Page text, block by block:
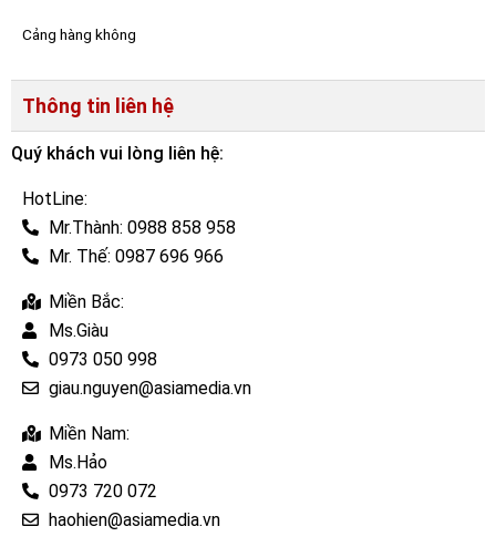
Cảng hàng không
Thông tin liên hệ
Quý khách vui lòng liên hệ:
HotLine:
Mr.Thành: 0988 858 958
Mr. Thế: 0987 696 966
Miền Bắc:
Ms.Giàu
0973 050 998
giau.nguyen@asiamedia.vn
Miền Nam:
Ms.Hảo
0973 720 072
haohien@asiamedia.vn